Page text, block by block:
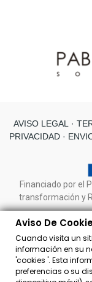
AVISO LEGAL ·
PRIVACIDAD ·
Financiado por el
transformación y
Aviso De
Cuando visita un
información en su
'cookies '. Esta
preferencias o su